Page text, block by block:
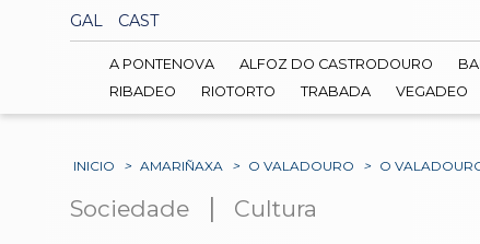
GAL CAST
A PONTENOVA ALFOZ DO CASTRODOURO
RIBADEO
RIOTORTO TRABADA VEGADEO
INICIO > AMARIÑAXA > O VALADOURO > O
Sociedade | Cultura